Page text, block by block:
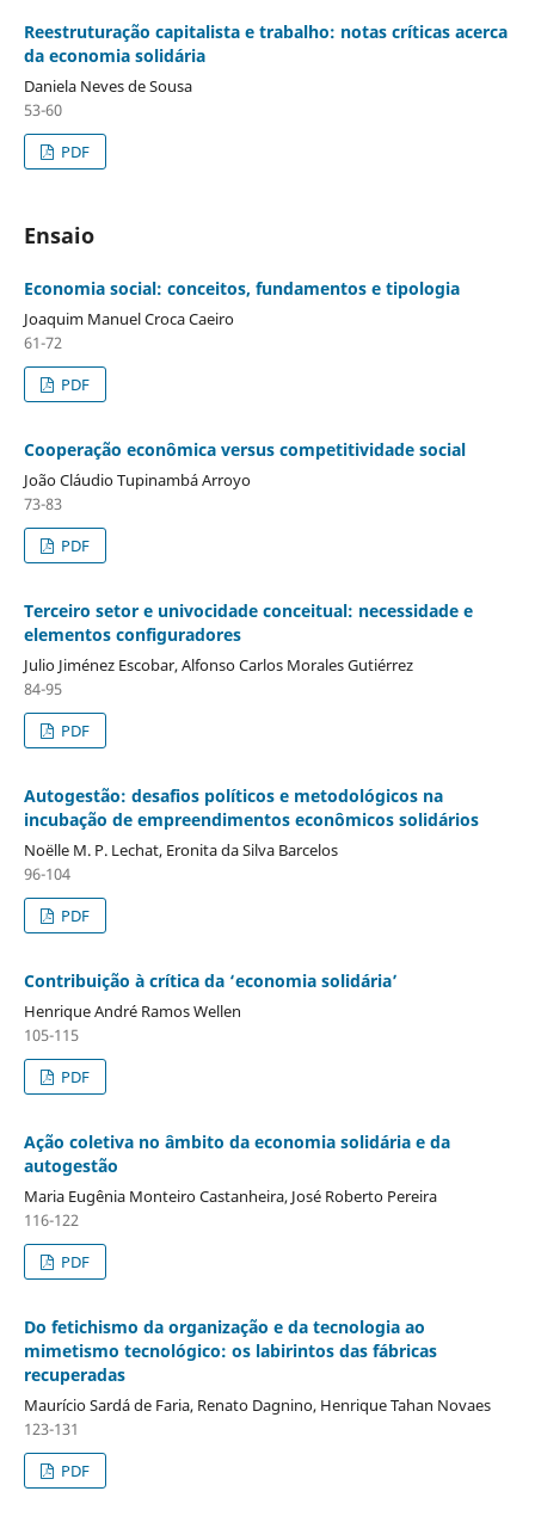
Reestruturação capitalista e trabalho: notas críticas acerca
da economia solidária
Daniela Neves de Sousa
53-60
PDF
Ensaio
Economia social: conceitos, fundamentos e tipologia
Joaquim Manuel Croca Caeiro
61-72
PDF
Cooperação econômica versus competitividade social
João Cláudio Tupinambá Arroyo
73-83
PDF
Terceiro setor e univocidade conceitual: necessidade e
elementos configuradores
Julio Jiménez Escobar, Alfonso Carlos Morales Gutiérrez
84-95
PDF
Autogestão: desafios políticos e metodológicos na
incubação de empreendimentos econômicos solidários
Noëlle M. P. Lechat, Eronita da Silva Barcelos
96-104
PDF
Contribuição à crítica da ‘economia solidária’
Henrique André Ramos Wellen
105-115
PDF
Ação coletiva no âmbito da economia solidária e da
autogestão
Maria Eugênia Monteiro Castanheira, José Roberto Pereira
116-122
PDF
Do fetichismo da organização e da tecnologia ao
mimetismo tecnológico: os labirintos das fábricas
recuperadas
Maurício Sardá de Faria, Renato Dagnino, Henrique Tahan Novaes
123-131
PDF